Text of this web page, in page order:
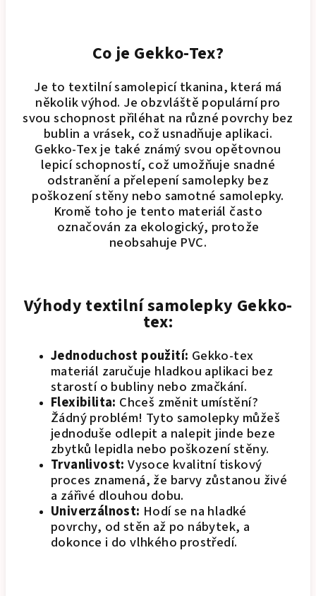
Co je Gekko-Tex?
Je to textilní samolepicí tkanina, která má
několik výhod. Je obzvláště populární pro
svou schopnost přiléhat na různé povrchy bez
bublin a vrásek, což usnadňuje aplikaci.
Gekko-Tex je také známý svou opětovnou
lepicí schopností, což umožňuje snadné
odstranění a přelepení samolepky bez
poškození stěny nebo samotné samolepky.
Kromě toho je tento materiál často
označován za ekologický, protože
neobsahuje PVC.
Výhody textilní samolepky Gekko-
tex:
Jednoduchost použití: Gekko-tex
materiál zaručuje hladkou aplikaci bez
starostí o bubliny nebo zmačkání.
Flexibilita: Chceš změnit umístění?
Žádný problém! Tyto samolepky můžeš
jednoduše odlepit a nalepit jinde beze
zbytků lepidla nebo poškození stěny.
Trvanlivost: Vysoce kvalitní tiskový
proces znamená, že barvy zůstanou živé
a zářivé dlouhou dobu.
Univerzálnost: Hodí se na hladké
povrchy, od stěn až po nábytek, a
dokonce i do vlhkého prostředí.